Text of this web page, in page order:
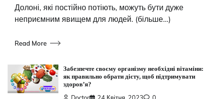
Долоні, які постійно потіють, можуть бути дуже
неприємним явищем для людей. (більше…)
Read More
Забезпечте своєму організму необхідні вітаміни:
як правильно обрати дієту, щоб підтримувати
здоров’я?